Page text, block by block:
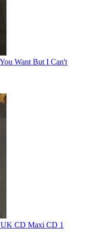
Want But I Can't
CD Maxi CD 1